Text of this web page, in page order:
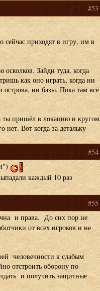
#53
сейчас приходят в игру, им в
Зайди туда, когда
как оно играть, когда ни
острова, ни базы. Пока там всё
ты пришёл в локацию и кругом
Вот когда за детальку
#54
каждый 10 раз
#55
и права. До сих пор не
от всех игроков и не
человечности к слабым
отстроить оборону по
и получить защитные